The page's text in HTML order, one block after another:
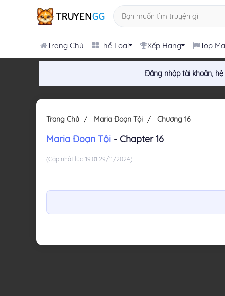
Trang Chủ Thể Loại Xếp Hạng Top
Đăng nhập tài khoản,
Trang Chủ Maria Đoạn Tội Chương 16
Maria Đoạn Tội - Chapter 16
(Cập nhật lúc: 19:01 29/11/2024)